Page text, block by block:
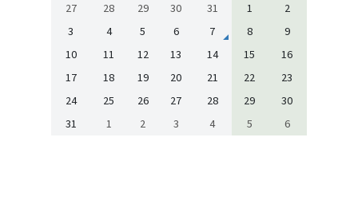
27 28 29 30 31 1
2
3
4 5 6 7 8
9
10
11 12 13 14 15
16
17
18 19 20 21 22
23
24
25 26 27 28 29
30
31
1 2 3 4 5 6